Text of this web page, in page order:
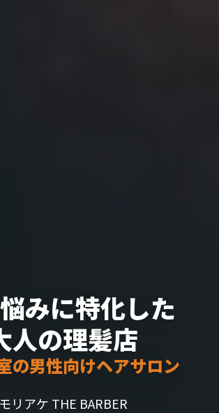
みに特化した
人の理髪店
の男性向けヘアサロン
モリアケ THE BARBER